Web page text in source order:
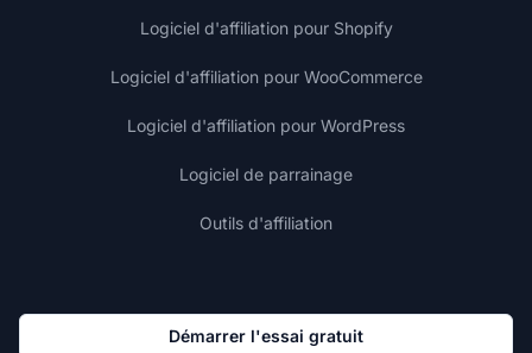
Logiciel d'affiliation pour Shopify
Logiciel d'affiliation pour WooCommerce
Logiciel d'affiliation pour WordPress
Logiciel de parrainage
Outils d'affiliation
Démarrer l'essai gratuit